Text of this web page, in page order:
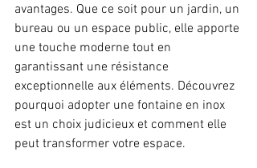
avantages. Que ce soit pour un jardin, un
bureau ou un espace public, elle apporte
une touche moderne tout en
garantissant une résistance
exceptionnelle aux éléments. Découvrez
pourquoi adopter une fontaine en inox
est un choix judicieux et comment elle
peut transformer votre espace.